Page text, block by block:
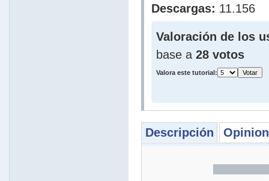
Descargas: 11.156
Valoración de los
base a 28 votos
Valora este tutorial:
Descripción